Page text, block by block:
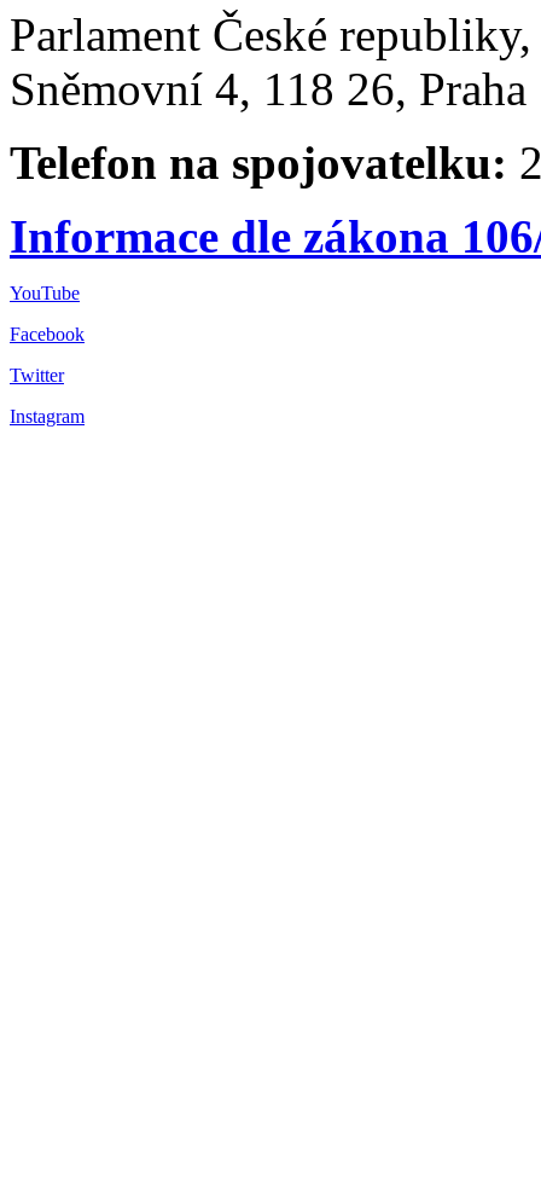
Parlament České
Sněmovní 4, 118 26,
Telefon na spojovatelku:
Informace dle zákona
YouTube
Facebook
Twitter
Instagram